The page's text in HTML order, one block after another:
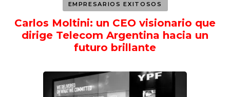
EMPRESARIOS EXITOSOS
Carlos Moltini: un CEO visionario que
dirige Telecom Argentina hacia un
futuro brillante